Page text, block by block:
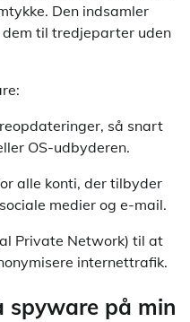
Den indsamler
til tredjeparter uden
så snart
OS-udbyderen.
alle konti, der tilbyder
medier og e-mail.
Private Network) til at
internettrafik.
spyware på min